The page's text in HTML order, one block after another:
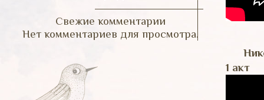
Свежие комментарии
Нет комментариев для просмотра.
1 акт